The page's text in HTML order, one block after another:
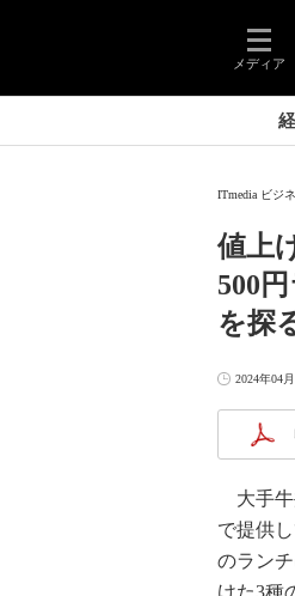
メディア
ITmedia ビジ
値上
500
を探
2024年04
大手牛
で提供
のラン
けた3種